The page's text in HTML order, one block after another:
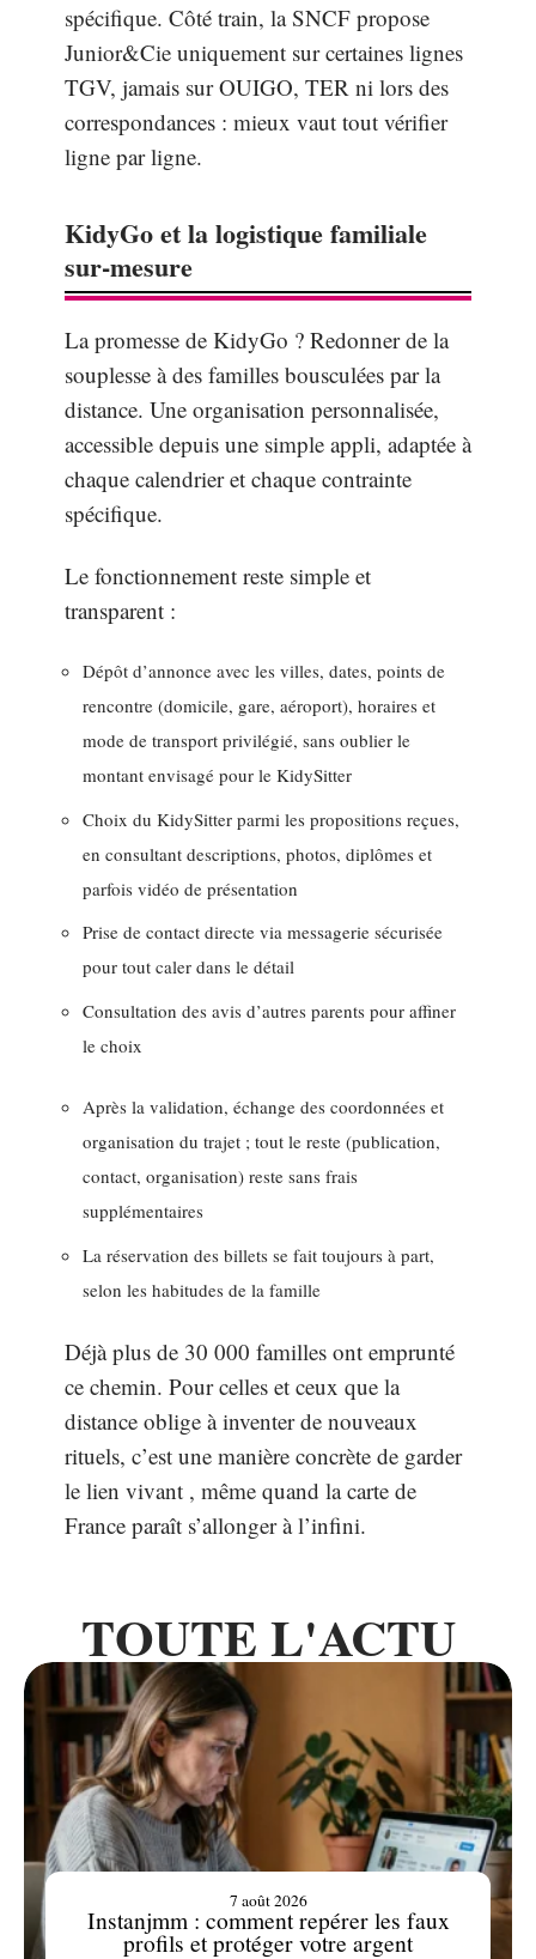
spécifique. Côté train, la SNCF propose
Junior&Cie uniquement sur certaines lignes
TGV, jamais sur OUIGO, TER ni lors des
correspondances : mieux vaut tout vérifier
ligne par ligne.
KidyGo et la logistique familiale
sur-mesure
La promesse de KidyGo ? Redonner de la
souplesse à des familles bousculées par la
distance. Une organisation personnalisée,
accessible depuis une simple appli, adaptée à
chaque calendrier et chaque contrainte
spécifique.
Le fonctionnement reste simple et
transparent :
Dépôt d’annonce avec les villes, dates, points de
rencontre (domicile, gare, aéroport), horaires et
mode de transport privilégié, sans oublier le
montant envisagé pour le KidySitter
Choix du KidySitter parmi les propositions reçues,
en consultant descriptions, photos, diplômes et
parfois vidéo de présentation
Prise de contact directe via messagerie sécurisée
pour tout caler dans le détail
Consultation des avis d’autres parents pour affiner
le choix
Après la validation, échange des coordonnées et
organisation du trajet ; tout le reste (publication,
contact, organisation) reste sans frais
supplémentaires
La réservation des billets se fait toujours à part,
selon les habitudes de la famille
Déjà plus de 30 000 familles ont emprunté
ce chemin. Pour celles et ceux que la
distance oblige à inventer de nouveaux
rituels, c’est une manière concrète de garder
le lien vivant , même quand la carte de
France paraît s’allonger à l’infini.
TOUTE L'ACTU
Instanjmm : comment repérer les faux
profils et protéger votre argent
7 août 2026